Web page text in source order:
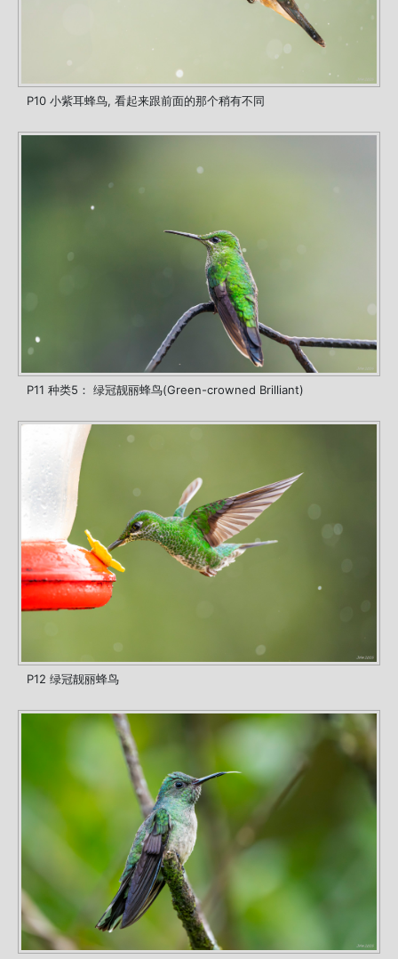
P10 小紫耳蜂鸟, 看起来跟前面的那个稍有不同
P11 种类5： 绿冠靓丽蜂鸟(Green-crowned Brilliant)
P12 绿冠靓丽蜂鸟